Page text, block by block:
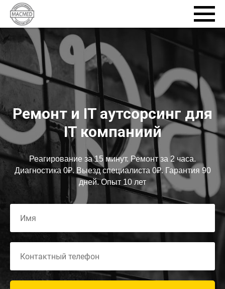
Ремонт и IT аутсорсинг для
IT компаниий
Реагирование за 15 минут. Ремонт за 2 часа.
Диагностика 0₽. Выезд специалиста 0₽. Гарантия 90
дней. Опыт 10 лет